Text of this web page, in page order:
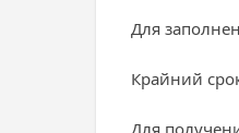
Для
Крайний
Для